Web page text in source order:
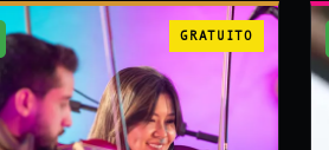
GRATUITO